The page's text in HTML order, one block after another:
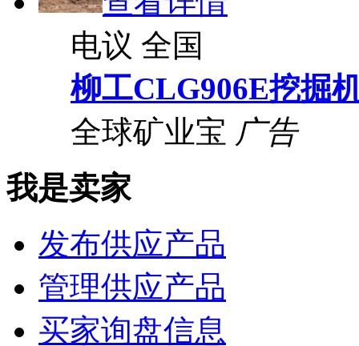
电议 全国
柳工CLG906E挖掘
全球矿业宝 广告
我是卖家
发布供应产品
管理供应产品
买家询盘信息